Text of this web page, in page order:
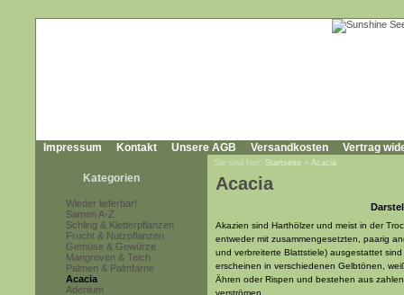
Impressum Kontakt Unsere AGB Versandkosten Vertrag
Kategorien
Wieder lieferbar!
Samen A-Z
Schling & Kletterpflanzen
Frucht & Nutzpflanzen
Gemüse & Gewürze
Mangroven & Teich
Palmen & Palmfarne
Acacia
Adenium
Sie sind hier: Startseite » Acacia
Acacia
Akazien sind Harthölzer und meist in der
entweder mit zusammengesetzten, paarig
und verbreiterte Blattstiele) ausgestattet
erscheinen in verschiedenen Gelbtönen,
Ähren oder Rispen und bestehen aus
verströmen.